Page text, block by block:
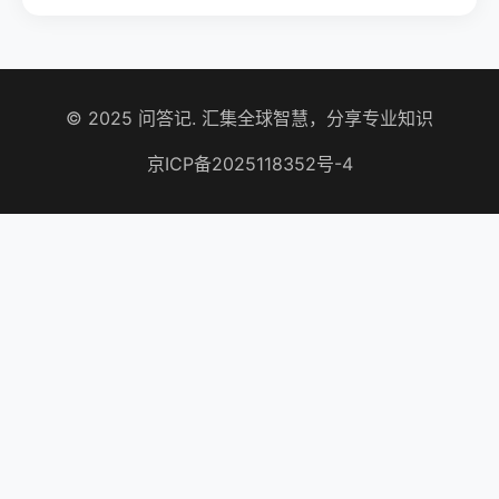
© 2025 问答记. 汇集全球智慧，分享专业知识
京ICP备2025118352号-4